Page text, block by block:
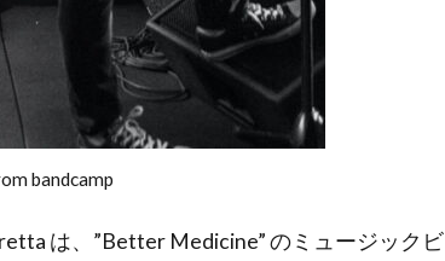
bandcamp
は、”Better Medicine” のミュージックビ